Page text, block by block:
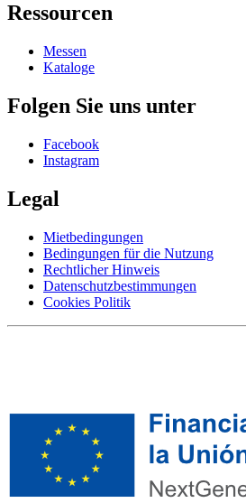
Ressourcen
Messen
Kataloge
Folgen Sie uns unter
Facebook
Instagram
Legal
Mietbedingungen
Bedingungen für die Nutzung
Rechtlicher Hinweis
Datenschutzbestimmungen
Cookies Politik